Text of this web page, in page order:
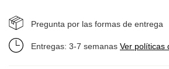
Pregunta por las formas de entrega
Entregas: 3-7 semanas Ver políticas